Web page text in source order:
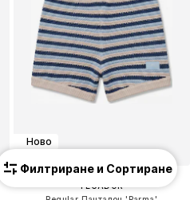
Ново
PEGADOR
Филтриране и Сортиране